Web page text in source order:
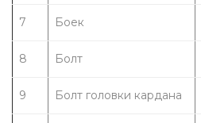
7 Боек
8 Болт
9 Болт головки кардана